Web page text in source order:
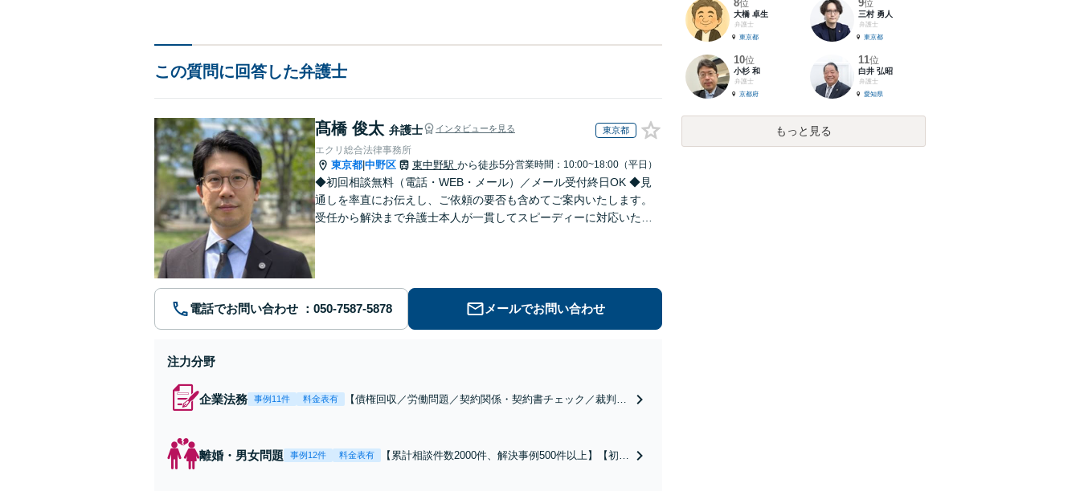
この質問に回答した弁護士
髙橋 俊太 弁護士 インタビューを見る 東京都
エクリ総合法律事務所
東京都 中野区 東中野駅 から徒歩5分営業時間：10:00~18:00（平日）
◆初回相談無料（電話・WEB・メール）／メール受付終日OK ◆見
通しを率直にお伝えし、ご依頼の要否も含めてご案内いたします。
受任から解決まで弁護士本人が一貫してスピーディーに対応いたし
電話でお問い合わせ メールでお問い合わせ
注力分野
企業法務 事例11件 料金表有
【債権回収／労働問題／契約関係・契約書チェック／裁判対
をお探しの方もご相談ください！【顧問経験豊富】【個別案
件も対応OK】
離婚・男女問題 事例12件 料金表有
【累計相談件数2000件、解決事例500件以上】【初回
8位
大橋 卓生
弁護士
東京都
9位
三村 勇人
弁護士
東京都
10位
小杉 和
弁護士
京都府
11位
白井 弘昭
弁護士
愛知県
もっと見る